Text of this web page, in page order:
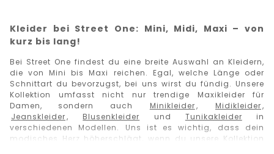
Kleider bei Street One: Mini, Midi, Maxi – von
kurz bis lang!
Bei Street One findest du eine breite Auswahl an Kleidern,
die von Mini bis Maxi reichen. Egal, welche Länge oder
Schnittart du bevorzugst, bei uns wirst du fündig. Unsere
Kollektion umfasst nicht nur trendige Maxikleider für
Damen, sondern auch
Minikleider, Midikleider,
Jeanskleider, Blusenkleider und Tunikakleider
in
verschiedenen Modellen.
Uns ist es wichtig, dass dein
modisches Herz höherschlägt,
wenn du unsere Kollektion